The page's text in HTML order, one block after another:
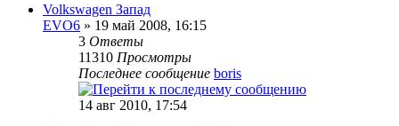
Volkswagen Запад
EVO6 » 19 май 2008, 16:15
3 Ответы
11310 Просмотры
Последнее сообщение boris
14 авг 2010, 17:54